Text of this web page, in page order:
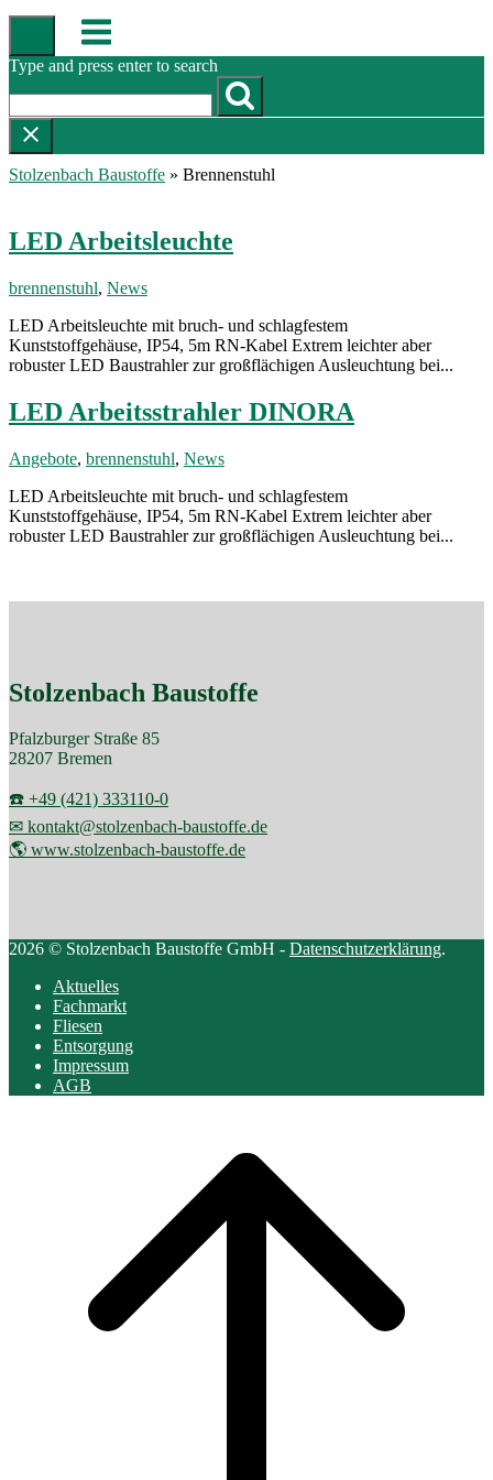
Skip
content
Menu
Type and press enter to search
Stolzenbach Baustoffe » Brennenstuhl
LED Arbeitsleuchte
brennenstuhl, News
LED Arbeitsleuchte mit bruch- und schlagfestem
Kunststoffgehäuse, IP54, 5m RN-Kabel Extrem leichter aber
robuster LED Baustrahler zur großflächigen Ausleuchtung bei...
LED Arbeitsstrahler DINORA
Angebote, brennenstuhl, News
LED Arbeitsleuchte mit bruch- und schlagfestem
Kunststoffgehäuse, IP54, 5m RN-Kabel Extrem leichter aber
robuster LED Baustrahler zur großflächigen Ausleuchtung bei...
Stolzenbach Baustoffe
Pfalzburger Straße 85
28207 Bremen
☎️ +49 (421) 333110-0
✉ kontakt@stolzenbach-baustoffe.de
🌎 www.stolzenbach-baustoffe.de
2026 © Stolzenbach Baustoffe GmbH - Datenschutzerklärung.
Aktuelles
Fachmarkt
Fliesen
Entsorgung
Impressum
AGB